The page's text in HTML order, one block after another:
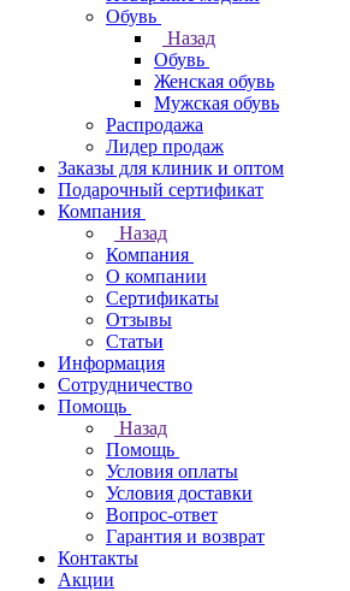
Обувь
Назад
Обувь
Женская обувь
Мужская обувь
Распродажа
Лидер продаж
Заказы для клиник и оптом
Подарочный сертификат
Компания
Назад
Компания
О компании
Сертификаты
Отзывы
Статьи
Информация
Сотрудничество
Помощь
Назад
Помощь
Условия оплаты
Условия доставки
Вопрос-ответ
Гарантия и возврат
Контакты
Акции